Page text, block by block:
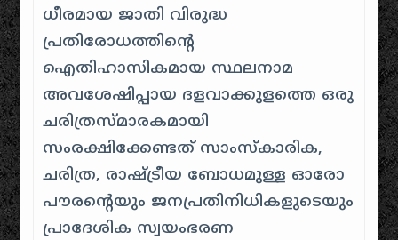
ധീരമായ ജാതി വിരുദ്ധ
പ്രതിരോധത്തിന്റെ
ഐതിഹാസികമായ സ്ഥലനാമ
അവശേഷിപ്പായ ദളവാക്കുളത്തെ ഒരു
ചരിത്രസ്മാരകമായി
സംരക്ഷിക്കേണ്ടത് സാംസ്കാരിക,
ചരിത്ര, രാഷ്ട്രീയ ബോധമുള്ള ഓരോ
പൗരന്റെയും ജനപ്രതിനിധികളുടെയും
പ്രാദേശിക സ്വയംഭരണ